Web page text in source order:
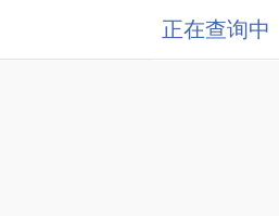
正在查询中